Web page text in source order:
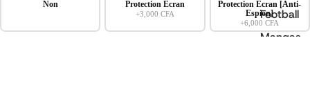
Football
Mangas
Non
Protection Écran
+3,000 CFA
Protection Écran [Anti-
Espion]
+6,000 CFA